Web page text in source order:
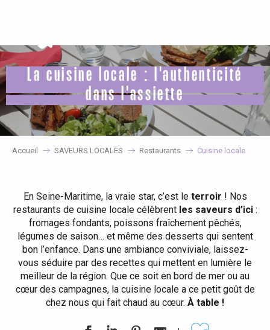
principal
La cuisine locale : l'authenticité
dans l'assiette
Accueil SAVEURS LOCALES Restaurants Cuisine locale
En Seine-Maritime, la vraie star, c’est le terroir ! Nos
restaurants de cuisine locale célèbrent les saveurs d’ici:
fromages fondants, poissons fraîchement pêchés,
légumes de saison… et même des desserts qui sentent
bon l’enfance. Dans une ambiance conviviale, laissez-
vous séduire par des recettes qui mettent en lumière le
meilleur de la région. Que ce soit en bord de mer ou au
cœur des campagnes, la cuisine locale a ce petit goût de
chez nous qui fait chaud au cœur. À table !